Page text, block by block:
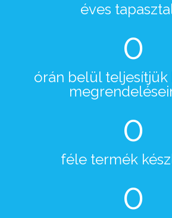
éves
0
órán belül teljesítjük
0
féle termék
0